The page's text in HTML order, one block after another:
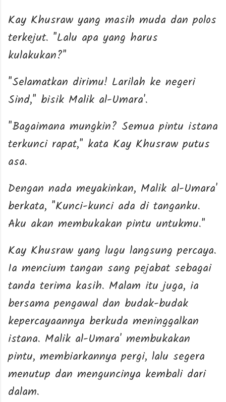
Kay Khusraw yang masih muda dan polos
terkejut. "Lalu apa yang harus
kulakukan?"
"Selamatkan dirimu! Larilah ke negeri
Sind," bisik Malik al-Umara'.
"Bagaimana mungkin? Semua pintu istana
terkunci rapat," kata Kay Khusraw putus
asa.
Dengan nada meyakinkan, Malik al-Umara'
berkata, "Kunci-kunci ada di tanganku.
Aku akan membukakan pintu untukmu."
Kay Khusraw yang lugu langsung percaya.
Ia mencium tangan sang pejabat sebagai
tanda terima kasih. Malam itu juga, ia
bersama pengawal dan budak-budak
kepercayaannya berkuda meninggalkan
istana. Malik al-Umara' membukakan
pintu, membiarkannya pergi, lalu segera
menutup dan menguncinya kembali dari
dalam.